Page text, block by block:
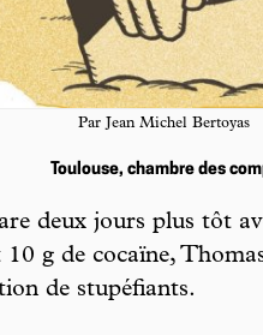
Par Jean Michel Bertoyas
Toulouse, chambre des
deux jours plus tôt
10 g de cocaïne,
de stupéfiants.